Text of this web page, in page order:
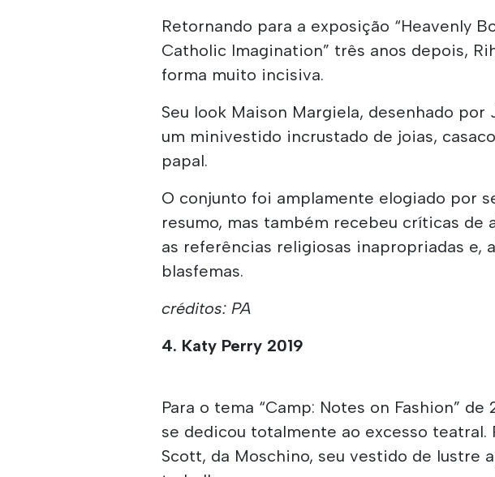
Retornando para a exposição “Heavenly
Catholic Imagination” três anos depois,
forma muito incisiva.
Seu look Maison Margiela, desenhado por
um minivestido incrustado de joias,
papal.
O conjunto foi amplamente elogiado por
resumo, mas também recebeu críticas de
as referências religiosas inapropriadas e,
blasfemas.
créditos: PA
4. Katy Perry 2019
Para o tema “Camp: Notes on Fashion” de
se dedicou totalmente ao excesso teatral.
Scott, da Moschino, seu vestido de lustre